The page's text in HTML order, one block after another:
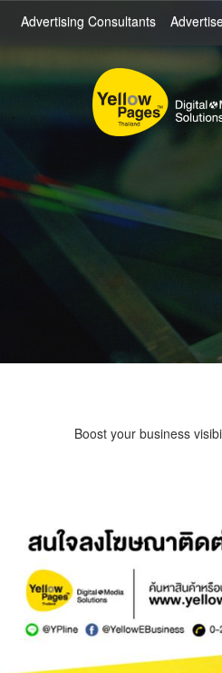
content
Advertising Consultants
Boost your business